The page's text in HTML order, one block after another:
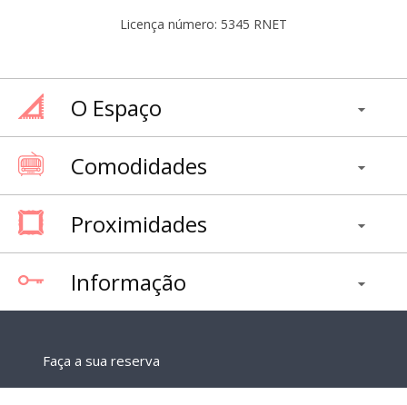
Licença número: 5345 RNET
O Espaço
Comodidades
Proximidades
Informação
Faça a sua reserva